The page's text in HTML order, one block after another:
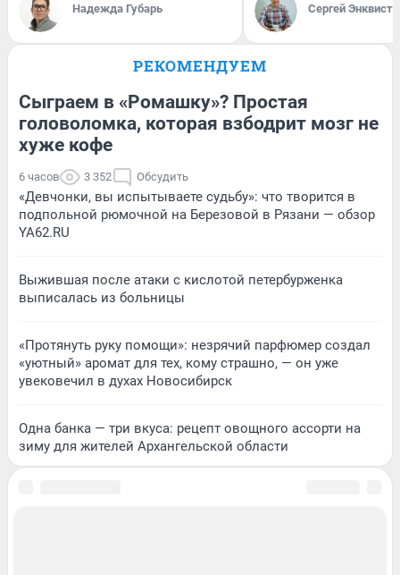
Надежда Губарь Сергей Энквист
РЕКОМЕНДУЕМ
Сыграем в «Ромашку»? Простая
головоломка, которая взбодрит мозг не
хуже кофе
6 часов 3 352 Обсудить
«Девчонки, вы испытываете судьбу»: что творится в
подпольной рюмочной на Березовой в Рязани — обзор
YA62.RU
Выжившая после атаки с кислотой петербурженка
выписалась из больницы
«Протянуть руку помощи»: незрячий парфюмер создал
«уютный» аромат для тех, кому страшно, — он уже
увековечил в духах Новосибирск
Одна банка — три вкуса: рецепт овощного ассорти на
зиму для жителей Архангельской области